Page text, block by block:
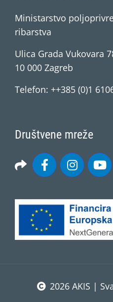
Ministarstvo
ribarstva
Ulica Grada Vukovara
10 000 Zagreb
Telefon: ++385 (0)1
Društvene mreže
2026 AKIS |